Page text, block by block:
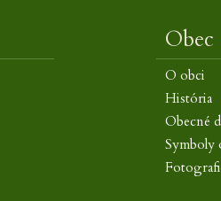
Obec
O obci
História
Obecné
Symboly